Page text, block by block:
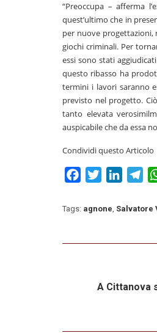
“Preoccupa – afferma
quest’ultimo che in
per nuove progettazioni,
giochi criminali. Per
essi sono stati
questo ribasso ha
termini i lavori saranno
previsto nel progetto.
tanto elevata
auspicabile che da essa
Condividi questo Articolo
FacebookTwitter
Tags: agnone, Salvatore
A Cittanova